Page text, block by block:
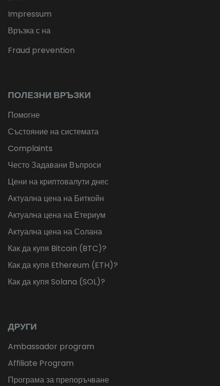
Impressum
Връзка с на
Fraud prevention
ПОЛЕЗНИ ВРЪЗКИ
Помогне
Състояние на системата
Complaints
Често Задавани Въпроси
Цени на криптовалути днес
Актуална цена на Биткойн
Актуална цена на Етериум
Актуална цена на Солана
Как да купя Bitcoin (BTC)?
Как да купя Ethereum (ETH)?
Как да купя Solana (SOL)?
ДРУГИ
Ambassador program
Affiliate Program
Програма за препоръчване